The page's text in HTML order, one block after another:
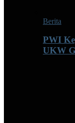
Berita
PWI
UKW